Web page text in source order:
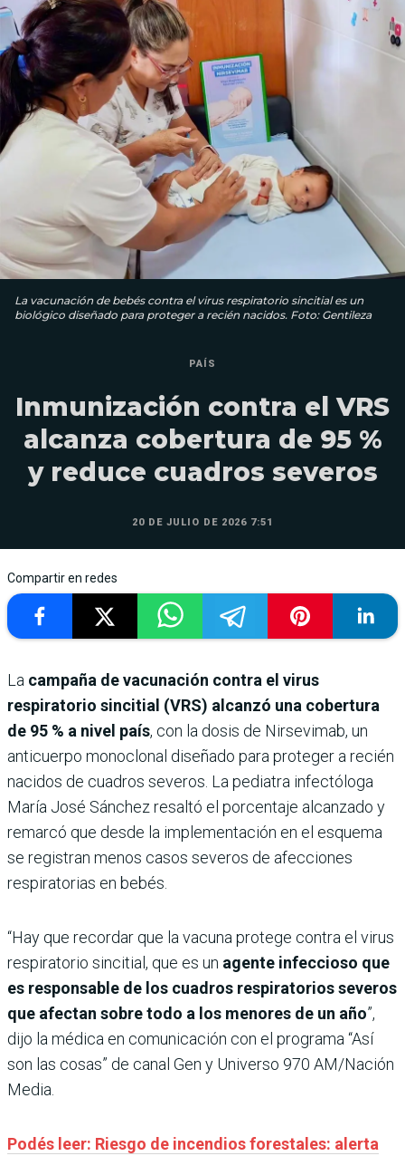
La vacunación de bebés contra el virus respiratorio sincitial es un
biológico diseñado para proteger a recién nacidos. Foto: Gentileza
PAÍS
Inmunización contra el VRS
alcanza cobertura de 95 %
y reduce cuadros severos
20 DE JULIO DE 2026 7:51
Compartir en redes
La campaña de vacunación contra el virus
respiratorio sincitial (VRS) alcanzó una cobertura
de 95 % a nivel país, con la dosis de Nirsevimab, un
anticuerpo monoclonal diseñado para proteger a recién
nacidos de cuadros severos. La pediatra infectóloga
María José Sánchez resaltó el porcentaje alcanzado y
remarcó que desde la implementación en el esquema
se registran menos casos severos de afecciones
respiratorias en bebés.
“Hay que recordar que la vacuna protege contra el virus
respiratorio sincitial, que es un agente infeccioso que
es responsable de los cuadros respiratorios severos
que afectan sobre todo a los menores de un año”,
dijo la médica en comunicación con el programa “Así
son las cosas” de canal Gen y Universo 970 AM/Nación
Media.
Podés leer: Riesgo de incendios forestales: alerta